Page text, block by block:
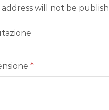
address will not be
*